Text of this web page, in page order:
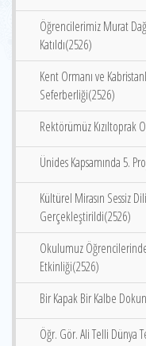
Öğrencilerimiz Murat
Katıldı(2526)
Kent Ormanı ve
Seferberliği(2526)
Rektörümüz Kızıltoprak
Ünides Kapsamında 5.
Kültürel Mirasın Sessiz
Gerçekleştirildi(2526)
Okulumuz
Etkinliği(2526)
Bir Kapak Bir Kalbe
Öğr. Gör. Ali Telli Dünya